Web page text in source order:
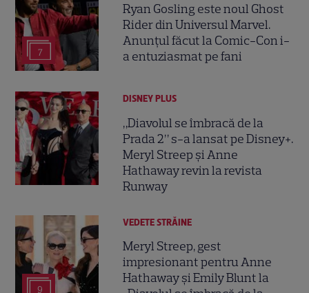
7
Ryan Gosling este noul Ghost
Rider din Universul Marvel.
Anunțul făcut la Comic-Con i-
a entuziasmat pe fani
DISNEY PLUS
„Diavolul se îmbracă de la
Prada 2” s-a lansat pe Disney+.
Meryl Streep și Anne
Hathaway revin la revista
Runway
9
VEDETE STRĂINE
Meryl Streep, gest
impresionant pentru Anne
Hathaway și Emily Blunt la